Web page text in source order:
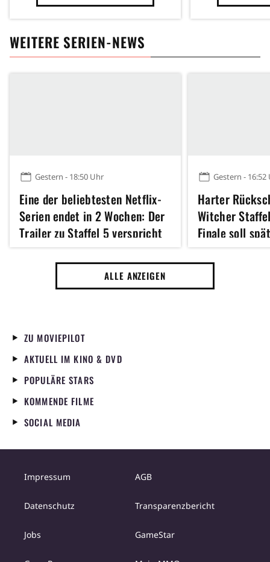
WEITERE SERIEN-NEWS
Gestern - 18:50 Uhr
Eine der beliebtesten Netflix-
Serien endet in 2 Wochen: Der
Trailer zu Staffel 5 verspricht
ein episches Finale
Gestern - 16:52
Harter
Witcher
Finale soll
starten als
ALLE ANZEIGEN
ZU MOVIEPILOT
AKTUELL IM KINO & DVD
POPULÄRE STARS
KOMMENDE FILME
SOCIAL MEDIA
Impressum AGB
Datenschutz Transparenzbericht
Jobs GameStar